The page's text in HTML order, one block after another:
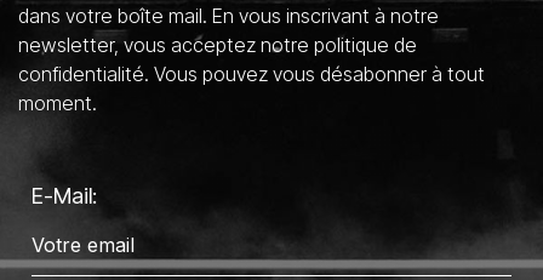
dans votre boîte mail. En vous inscrivant à notre
newsletter, vous acceptez notre politique de
confidentialité. Vous pouvez vous désabonner à tout
moment.
E-Mail: